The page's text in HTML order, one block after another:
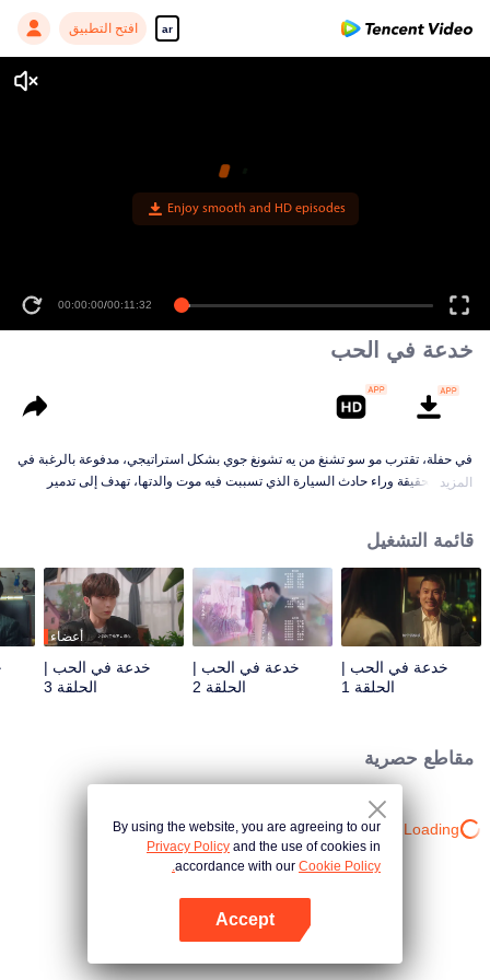
ar افتح التطبيق
00:00:00/00:11:32
خدعة في الحب
في حفلة، تقترب مو سو تشنغ من يه تشونغ جوي بشكل استراتيجي، مدفوعة بالرغبة في
كشف الحقيقة وراء حادث السيارة الذي تسببت فيه موت والدتها، تهدف إلى تدمير
يقع الآخر في "فخ" الحب هذا. لا يعلمان أنه في لعبة الحب هذه، كلاهما فريسة لبعضهما
البعض، لكن في نفس الوقت ، يجدان الحب النقي والفداء.
المزيد
قائمة التشغيل
خدعة في الحب |
الحلقة 1
خدعة في الحب |
الحلقة 2
أعضاء
خدعة في الحب |
الحلقة 3
مقاطع حصرية
Loading…
By using the website, you are agreeing to our
Privacy Policy and the use of cookies in
accordance with our Cookie Policy.
Accept